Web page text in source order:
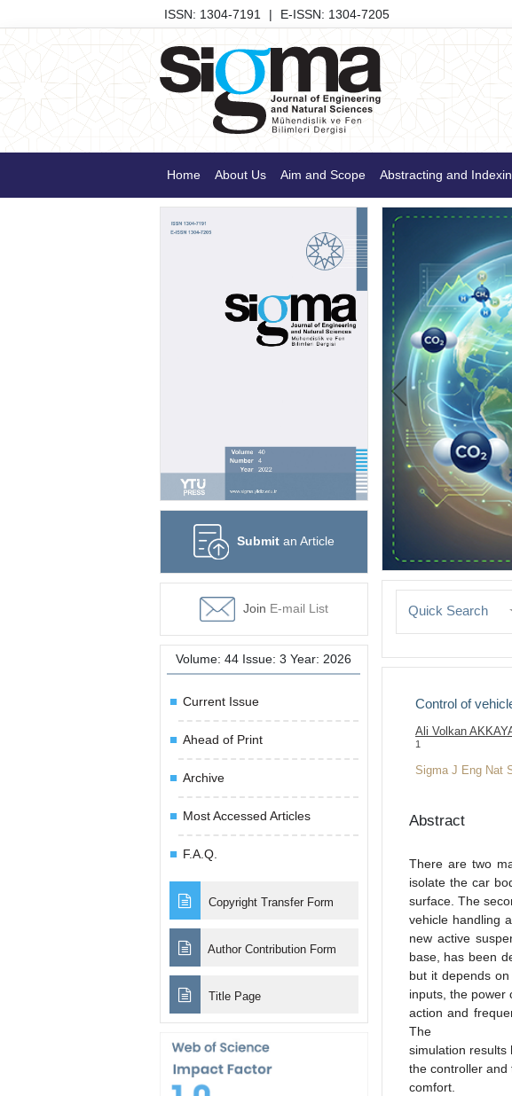
ISSN: 1304-7191 | E-ISSN: 1304-7205
Home About Us Aim and Scope Abstracting and
Submitan Article
Join E-mail List
Volume: 44 Issue: 3 Year: 2026
Current Issue
Ahead of Print
Archive
Most Accessed Articles
F.A.Q.
Copyright Transfer Form
Author Contribution Form
Title Page
Quick Search
Control of
Ali Volkan
1
Sigma J Eng Nat
Abstract
There are two
isolate the car
surface. The
vehicle handling
new active
base, has been
but it depends
inputs, the power
action and
The
simulation results
the controller and
comfort.